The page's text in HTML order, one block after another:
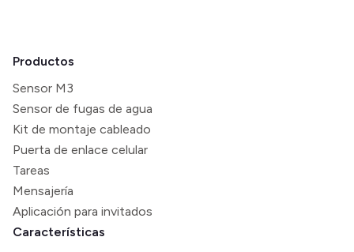
Productos
Sensor M3
Sensor de fugas de agua
Kit de montaje cableado
Puerta de enlace celular
Tareas
Mensajería
Aplicación para invitados
Características